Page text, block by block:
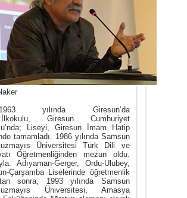
yılında Giresun’da
Giresun Cumhuriyet
Liseyi, Giresun İmam Hatip
tamamladı. 1986 yılında Samsun
Üniversitesi Türk Dili ve
Öğretmenliğinden mezun oldu.
Adıyaman-Gerger, Ordu-Ulubey,
Çarşamba Liselerinde öğretmenlik
sonra, 1993 yılında Samsun
Üniversitesi, Amasya